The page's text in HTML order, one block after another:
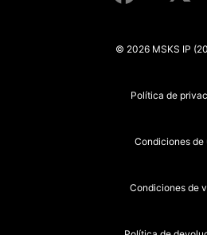
© 2026 MSKS IP
Política de
Condiciones de
Condiciones de